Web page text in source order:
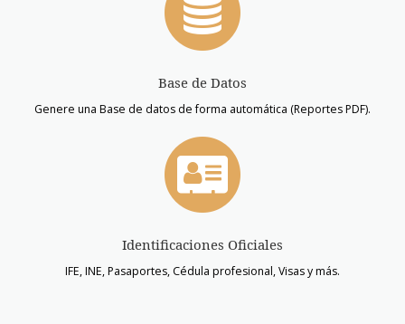
Base de Datos
Genere una Base de datos de forma automática (Reportes PDF).
Identificaciones Oficiales
IFE, INE, Pasaportes, Cédula profesional, Visas y más.